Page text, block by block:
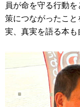
員が命を守る行動
策につながったこ
実、真実を語る本も